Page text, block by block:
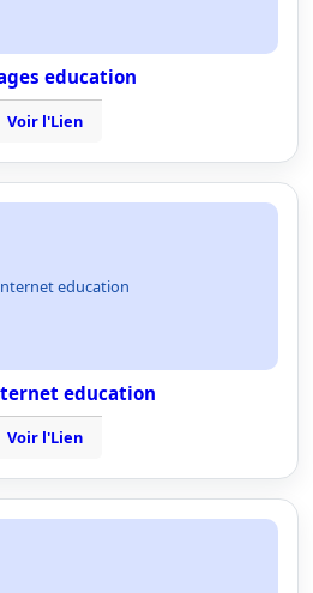
education
Voir l'Lien
education
education
Voir l'Lien